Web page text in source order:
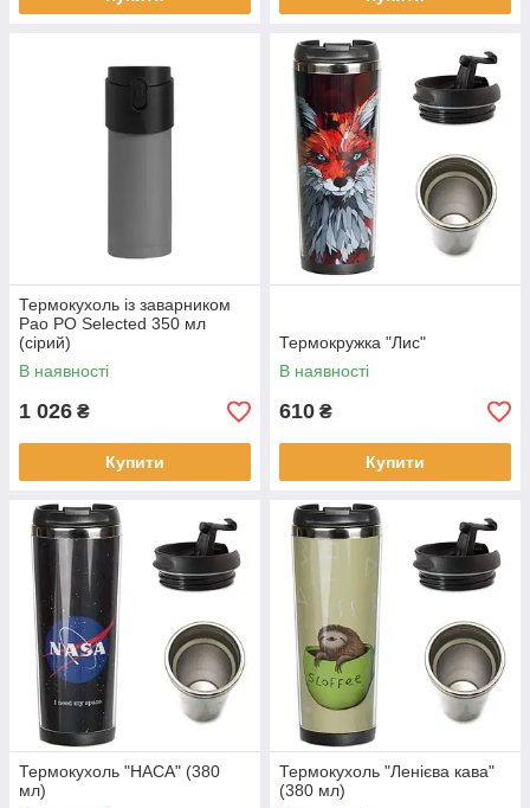
Термокухоль із заварником
Pao PO Selected 350 мл
(сірий)
В наявності
1 026 ₴
Купити
Термокружка "Лис"
В наявності
610 ₴
Купити
Термокухоль "НАСА" (380
мл)
Термокухоль "Ленієва кава"
(380 мл)